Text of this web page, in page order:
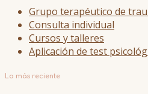
Grupo terapéutico de
Consulta individual
Cursos y talleres
Aplicación de test
Lo más reciente